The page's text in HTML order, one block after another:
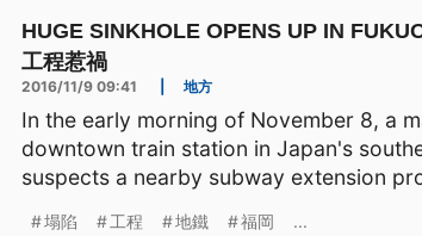
HUGE SINKHOLE OPENS UP IN
工程惹禍
2016/11/9 09:41 地方
In the early morning of November 8, a
downtown train station in Japan's
suspects a nearby subway extension
塌陷 工程 地鐵 福岡 ...